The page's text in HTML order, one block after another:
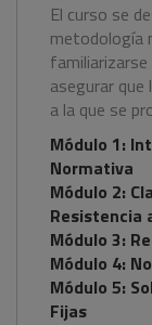
El curso se
metodología
asegurar que
a la que se
Módulo 1:
Normativa
Módulo 2:
Resistencia
Módulo 3:
Módulo 4:
Módulo 5:
Fijas